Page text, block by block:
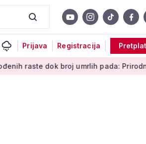
Prijava Registracija
broj umrlih pada: Prirodni prirast